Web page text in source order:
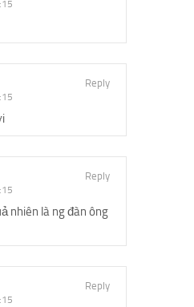
Reply
Reply
nhiên là ng đàn ông
Reply